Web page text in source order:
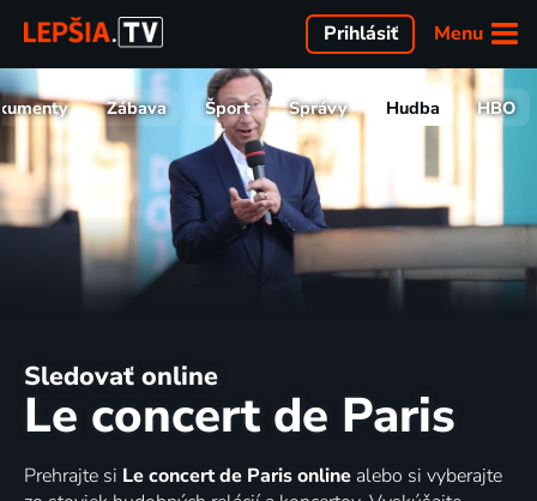
Menu
Prihlásiť
Zábava Šport Správy Hudba HBO
Sledovať online
Le concert de Paris
Prehrajte si Le concert de Paris online alebo si vyberajte